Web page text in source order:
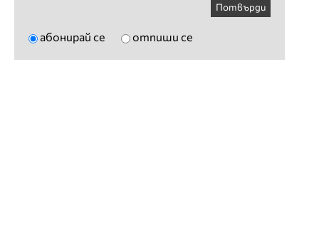
Потвърди
абонирай се отпиши се